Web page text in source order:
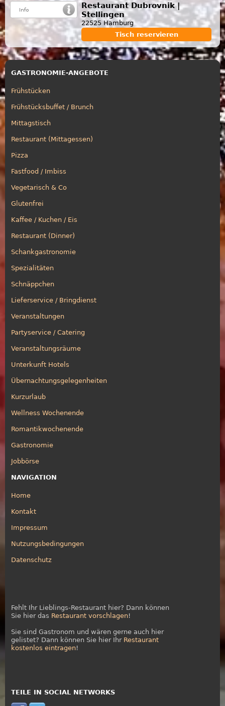
Restaurant Dubrovnik |
Stellingen
22525 Hamburg
Tisch reservieren
GASTRONOMIE-ANGEBOTE
Frühstücken
Frühstücksbuffet / Brunch
Mittagstisch
Restaurant (Mittagessen)
Pizza
Fastfood / Imbiss
Vegetarisch & Co
Glutenfrei
Kaffee / Kuchen / Eis
Restaurant (Dinner)
Schankgastronomie
Spezialitäten
Schnäppchen
Lieferservice / Bringdienst
Veranstaltungen
Partyservice / Catering
Veranstaltungsräume
Unterkunft Hotels
Übernachtungsgelegenheiten
Kurzurlaub
Wellness Wochenende
Romantikwochenende
Gastronomie
Jobbörse
NAVIGATION
Home
Kontakt
Impressum
Nutzungsbedingungen
Datenschutz
Fehlt Ihr Lieblings-Restaurant hier? Dann können
Sie hier das Restaurant vorschlagen!
Sie sind Gastronom und wären gerne auch hier
gelistet? Dann können Sie hier Ihr Restaurant
kostenlos eintragen!
TEILE IN SOCIAL NETWORKS